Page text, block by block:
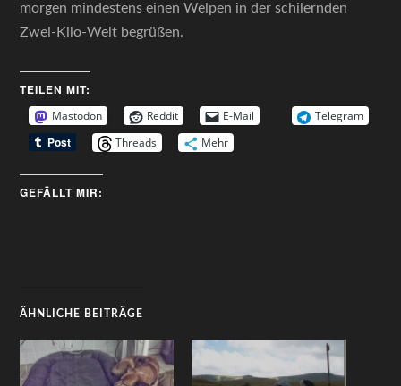
morgen mindestens einen Welpen in der schilernden
Zwei-Kilo-Welt begrüßen.
TEILEN MIT:
Mastodon Reddit E-Mail
Telegram
Threads
Mehr
GEFÄLLT MIR:
ÄHNLICHE BEITRÄGE